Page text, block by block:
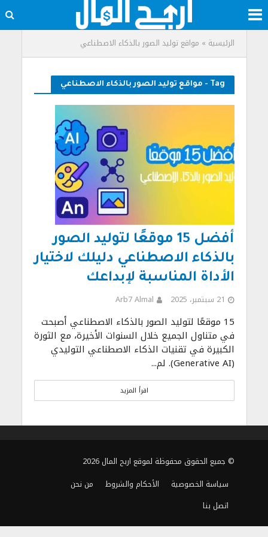
الرئيسية » مواقع توليد الصور بالذكاء الاصطناعي
Tag - مواقع توليد الصور بالذكاء الاصطناعي
أفضل 15 موقعًا لتوليد الصور
بالذكاء الاصطناعي دليلك لاختيار
الأداة المناسبة لإبداعك
21 سبتمبر، 2025 Arb7 Almal
15 موقعًا لتوليد الصور بالذكاء الاصطناعي أصبحت
في متناول الجميع خلال السنوات الأخيرة، مع الثورة
الكبيرة في تقنيات الذكاء الاصطناعي التوليدي
(Generative AI). لم...
اقرأ المزيد
© جميع الحقوق محفوظة لموقع اربح المال 2026
سياسة الخصوصية
الأحكام والشروط
من نحن
اتصل بنا